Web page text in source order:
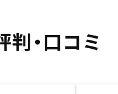
判・口コミ